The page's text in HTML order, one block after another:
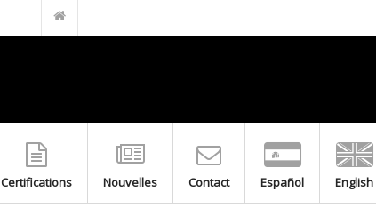
RACCORD BAÏONNETTE DEUX PIÈCES LAITON POUR COMPTEUR
MITIGEUR THERMOSTATIQUE F-F
MITIGEUR THERMOSTATIQUE M-M
Certifications Nouvelles Contact Español English